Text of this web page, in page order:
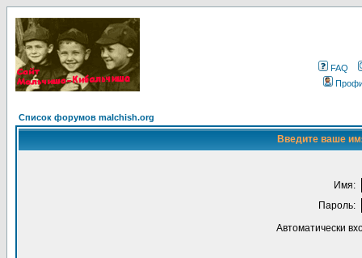
FAQ
Список форумов malchish.org
Введите ваше
Имя:
Пароль:
Автоматически